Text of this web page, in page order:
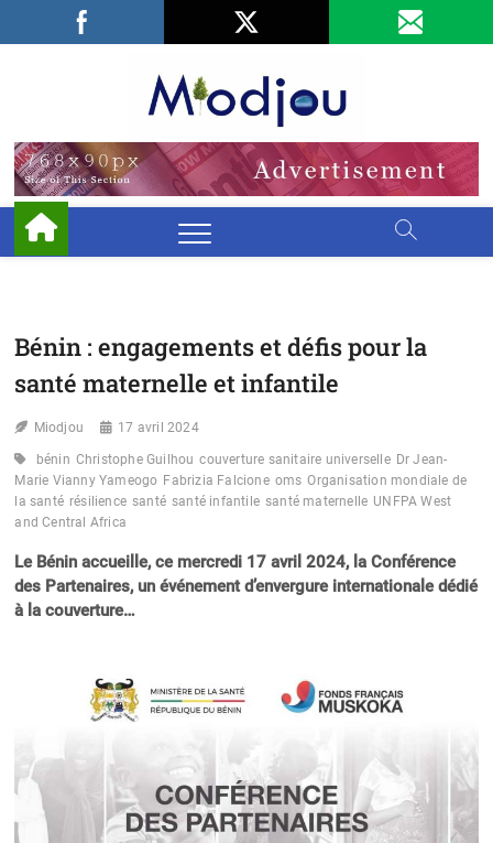
Facebook
LinkedIn
Bénin : engagements et défis pour la
santé maternelle et infantile
Miodjou 17 avril 2024
bénin Christophe Guilhou couverture sanitaire universelle Dr Jean-
Marie Vianny Yameogo Fabrizia Falcione oms Organisation mondiale de
la santé résilience santé santé infantile santé maternelle UNFPA West
and Central Africa
Le Bénin accueille, ce mercredi 17 avril 2024, la Conférence
des Partenaires, un événement d’envergure internationale dédié
à la couverture…